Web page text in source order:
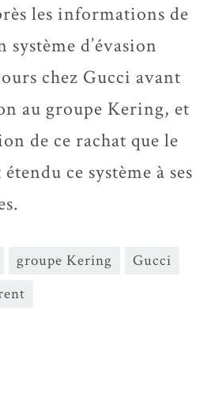
les informations de
d’évasion
chez Gucci avant
au groupe Kering, et
de ce rachat que le
ce système à ses
groupe Kering
Gucci